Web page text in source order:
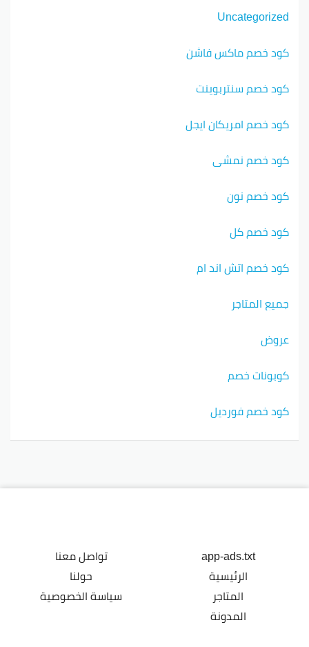
Uncategorized
كود خصم ماكس فاشن
كود خصم سنتربوينت
كود خصم امريكان ايجل
كود خصم نمشي
كود خصم نون
كود خصم كل
كود خصم اتش اند ام
جميع المتاجر
عروض
كوبونات خصم
كود خصم فورديل
app-ads.txt
الرئيسية
المتاجر
المدونة
تواصل معنا
حولنا
سياسة الخصوصية